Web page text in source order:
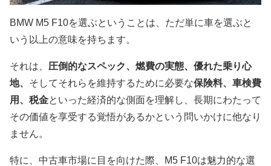
BMW M5 F10を選ぶということは、ただ単に車を選ぶと
いう以上の意味を持ちます。
それは、 圧倒的なスペック、燃費の実態、優れた乗り心
地、 そしてそれらを維持するために必要な保険料、車検費
用、税金といった経済的な側面を理解し、長期にわたって
その価値を享受する覚悟があるかという問いかけに他なり
ません。
特に、中古車市場に目を向けた際、M5 F10は魅力的な選